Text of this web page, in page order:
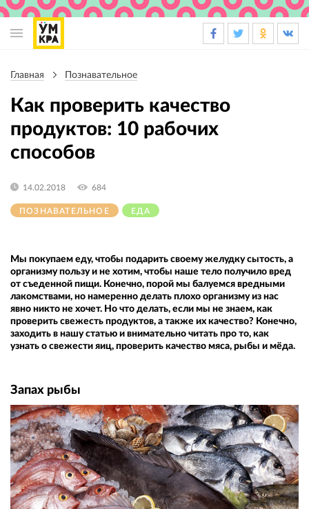
навигация
навигации
Главная Познавательное
Как проверить качество
продуктов: 10 рабочих
способов
ПОЗНАВАТЕЛЬНОЕ ЕДА
14.02.2018 684
Мы покупаем еду, чтобы подарить своему желудку сытость, а
организму пользу и не хотим, чтобы наше тело получило вред
от съеденной пищи. Конечно, порой мы балуемся вредными
лакомствами, но намеренно делать плохо организму из нас
явно никто не хочет. Но что делать, если мы не знаем, как
проверить свежесть продуктов, а также их качество? Конечно,
заходить в нашу статью и внимательно читать про то, как
узнать о свежести яиц, проверить качество мяса, рыбы и мёда.
Запах рыбы